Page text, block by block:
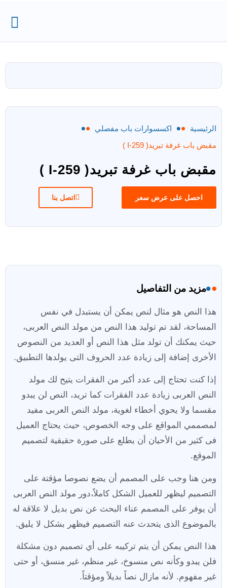
الرئيسية
اكسسوارات باب مفصلي
مقبض باب غرفة تبريد( I-259 )
مقبض باب غرفة تبريد( I-259 )
احصل على عرض سعر اتصل بنا
مزيد من التفاصيل
هذا النص هو مثال لنص يمكن أن يستبدل في نفس
المساحة، لقد تم توليد هذا النص من مولد النص العربى،
حيث يمكنك أن تولد مثل هذا النص أو العديد من النصوص
الأخرى إضافة إلى زيادة عدد الحروف التى يولدها التطبيق.
إذا كنت تحتاج إلى عدد أكبر من الفقرات يتيح لك مولد
النص العربى زيادة عدد الفقرات كما تريد، النص لن يبدو
مقسما ولا يحوي أخطاء لغوية، مولد النص العربى مفيد
لمصممي المواقع على وجه الخصوص، حيث يحتاج العميل
فى كثير من الأحيان أن يطلع على صورة حقيقية لتصميم
الموقع.
ومن هنا وجب على المصمم أن يضع نصوصا مؤقتة على
التصميم ليظهر للعميل الشكل كاملاً،دور مولد النص العربى
أن يوفر على المصمم عناء البحث عن نص بديل لا علاقة له
بالموضوع الذى يتحدث عنه التصميم فيظهر بشكل لا يليق.
هذا النص يمكن أن يتم تركيبه على أي تصميم دون مشكلة
فلن يبدو وكأنه نص منسوخ، غير منظم، غير منسق، أو حتى
غير مفهوم. لأنه مازال نصاً بديلاً ومؤقتاً.